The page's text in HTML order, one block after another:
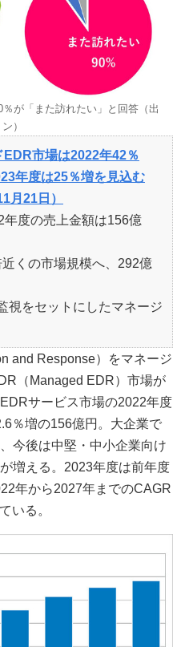
が「また訪れたい」と回答（出
）
市場は2022年42％
年度は25％増を見込む
月21日）
年度の売上金額は156億
くの市場規模へ、292億
視をセットにしたマネージ
and Response）をマネージ
（Managed EDR）市場が
サービス市場の2022年度
％増の156億円。大企業で
今後は中堅・中小企業向け
増える。2023年度は前年度
年から2027年までのCAGR
いる。